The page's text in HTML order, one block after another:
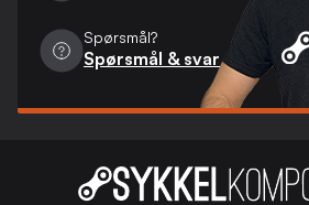
Spørsmål?
Spørsmål & svar